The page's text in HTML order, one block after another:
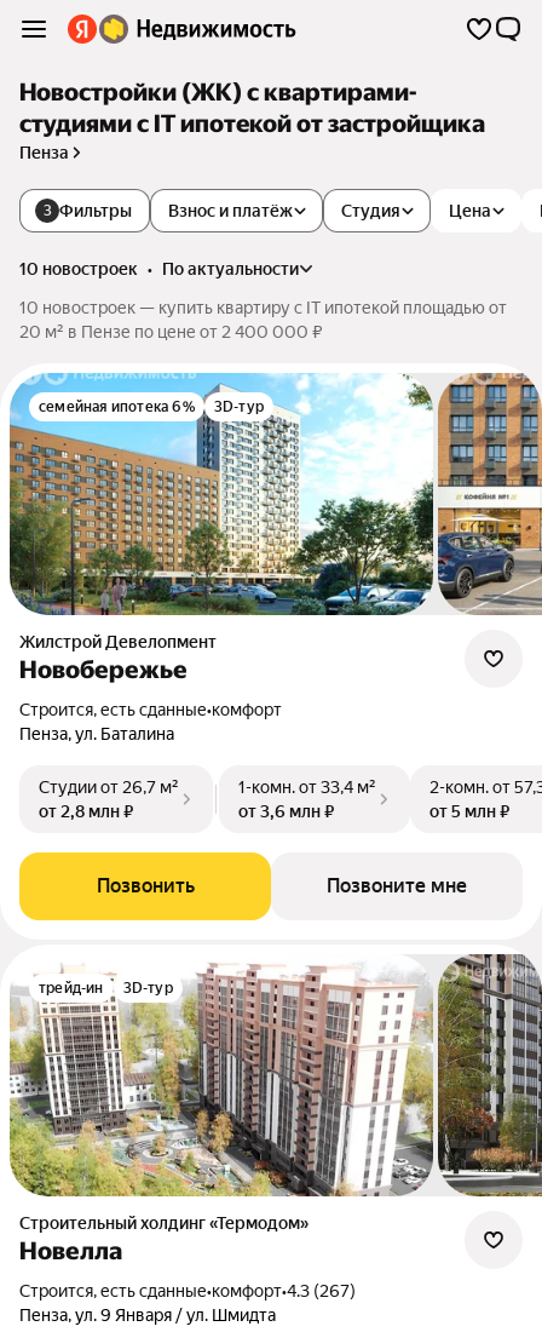
Новостройки (ЖК) с квартирами-
студиями с IT ипотекой от застройщика
Пенза
3 Фильтры Цена
Взнос и платёж Студия
10 новостроек •
по актуальности
10 новостроек — купить квартиру с IT ипотекой площадью от
20 м² в Пензе по цене от 2 400 000 ₽
семейная ипотека 6% 3D-тур
Жилстрой Девелопмент
Новобережье
Строится, есть сданные•комфорт
Пенза, ул. Баталина
Студииот 26,7 м²
от 2,8 млн ₽
1-комн.от 33,4 м²
от 3,6 млн ₽
2-комн.от
от 5 млн ₽
Позвонить Позвоните мне
трейд-ин 3D-тур
Строительный холдинг «Термодом»
Новелла
Строится, есть сданные•комфорт•4.3 (267)
Пенза, ул. 9 Января / ул. Шмидта